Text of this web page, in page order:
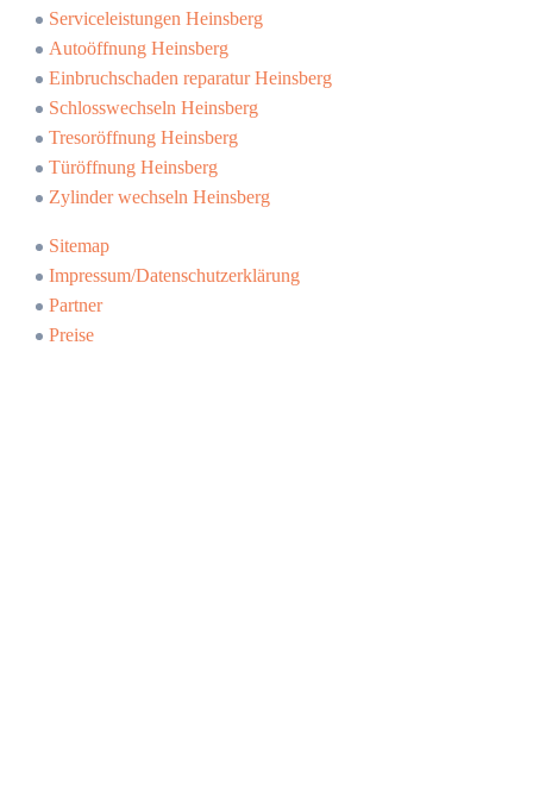
Serviceleistungen Heinsberg
Autoöffnung Heinsberg
Einbruchschaden reparatur Heinsberg
Schlosswechseln Heinsberg
Tresoröffnung Heinsberg
Türöffnung Heinsberg
Zylinder wechseln Heinsberg
Sitemap
Impressum/Datenschutzerklärung
Partner
Preise